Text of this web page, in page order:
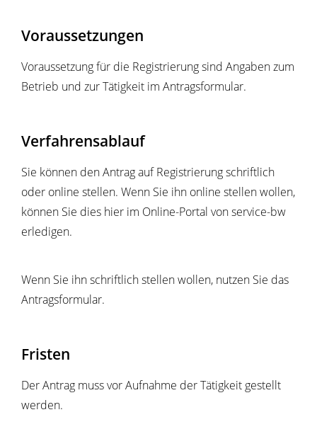
Voraussetzungen
Voraussetzung für die Registrierung sind Angaben zum
Betrieb und zur Tätigkeit im Antragsformular.
Verfahrensablauf
Sie können den Antrag auf Registrierung schriftlich
oder online stellen. Wenn Sie ihn online stellen wollen,
können Sie dies hier im Online-Portal von service-bw
erledigen.
Wenn Sie ihn schriftlich stellen wollen, nutzen Sie das
Antragsformular.
Fristen
Der Antrag muss vor Aufnahme der Tätigkeit gestellt
werden.